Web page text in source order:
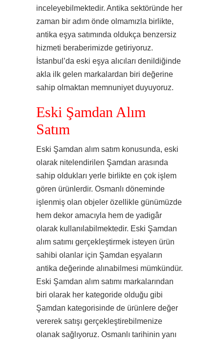
inceleyebilmektedir. Antika sektöründe her
zaman bir adım önde olmamızla birlikte,
antika eşya satımında oldukça benzersiz
hizmeti beraberimizde getiriyoruz.
İstanbul’da eski eşya alıcıları denildiğinde
akla ilk gelen markalardan biri değerine
sahip olmaktan memnuniyet duyuyoruz.
Eski Şamdan Alım
Satım
Eski Şamdan alım satım konusunda, eski
olarak nitelendirilen Şamdan arasında
sahip oldukları yerle birlikte en çok işlem
gören ürünlerdir. Osmanlı döneminde
işlenmiş olan objeler özellikle günümüzde
hem dekor amacıyla hem de yadigâr
olarak kullanılabilmektedir. Eski Şamdan
alım satımı gerçekleştirmek isteyen ürün
sahibi olanlar için Şamdan eşyaların
antika değerinde alınabilmesi mümkündür.
Eski Şamdan alım satımı markalarından
biri olarak her kategoride olduğu gibi
Şamdan kategorisinde de ürünlere değer
vererek satışı gerçekleştirebilmenize
olanak sağlıyoruz. Osmanlı tarihinin yanı